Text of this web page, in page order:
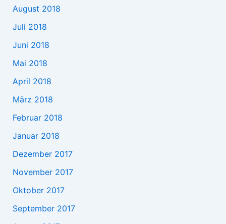
August 2018
Juli 2018
Juni 2018
Mai 2018
April 2018
März 2018
Februar 2018
Januar 2018
Dezember 2017
November 2017
Oktober 2017
September 2017